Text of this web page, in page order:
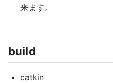
来ます。
build
catkin